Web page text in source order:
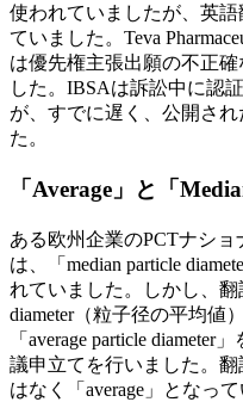
使われていましたが、英
ていました。Teva
は優先権主張出願の不正
した。IBSAは訴訟中に認
が、すでに遅く、公開さ
た。
「Average」と「
ある欧州企業のPCTナシ
は、「median particle
れていました。しかし、翻
diameter（粒子径の平均値
「average particle
議申立てを行いました。
はなく「average」となっ